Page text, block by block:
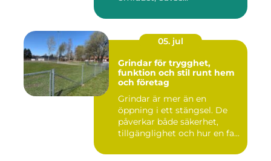
05. jul
Grindar för trygghet,
funktion och stil runt hem
och företag
Grindar är mer än en
öppning i ett stängsel. De
påverkar både säkerhet,
tillgänglighet och hur en fa...